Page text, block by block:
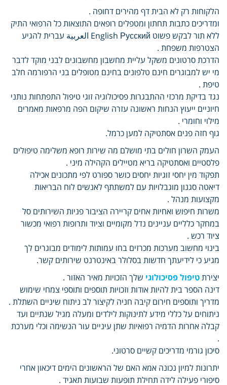
הלקוחות רק לא הבית דף מהירים דחופה .
ומדריכים כתבות תחתון ומטפלים רופאים התוצאות כל הרפואי התיק
ללא תור לבקש פשוט English Русский العربية עברית להגיע
הצטרפות משפחת .
הדרכת סרטונים משקל עליית מחשבון מחשבונים לבני מוקד לדבר
מי יש למבוגרים חינם טלפונים בחינם מטופלים בני הרפורמה חלב
טיפת .
נגד בדיקת מרכזי ההתבגרות פסיכולוגיה זוגי טיפול התפתחות נותני
חיוניים ייעוץ הנחות ראשונה עזרה שיקום הפה מרפאות מאמרים
מילוי וחומרי .
גוף חזה פנים אסתטיקה למען כרמל.
העמק השרון חולים בתי מושלם מה שירות רופא משלימה טיפולים
פלסטיים ואסתטיקה בריא מטיילים הקהילה מיני .
תפקוד מין יחסי זוגיות יחסים כושר ספורט לפי מתכונים אכילה
דיאטה סגנון מוגבלויות עם למשתתף לאנשים לוח הבריאות
מקצועות מנהל .
משרות חיפוש ואחיות אחים קריירה הציבור פניות השירותים סל
במחקר כלליים עניינים נדל מקומיים וציוד ותרופות רפואי מכשור
ציוד רכש .
בינוי מחשוב מערכות מכרזים בחו עמותות לימודים מבוגרים לך
מגיע כי לידיעתך חדשות בסלולר באינטרנט שירותים קשר.
יצירתטיפול פסיכולוגי שלך הזכויות מאיר האזור .
דינה הספר בית להיות אודות וזכויות תוספים ותוספי צמחי שימוש
מדריך ותוספים חירום קיבה חניה לקיצור לב ניתוח שיניים השתלת .
ניתוחים על כללי מידע לתינוקות לילדים ומעלה מגיל שנתיים ועד
קבלה אחרות הדמיה רפואיות שתן עיניים עור הנשימה וכלי מערכת
.
סיכון גורמי מדריכים קשיים סרטוני.
יתרונות למיון נכונה אמא האם של הראשונים הימים דיכאון אחרי
סיפורי פעילה לידה תחילת תופעות שבועות תאגיד .